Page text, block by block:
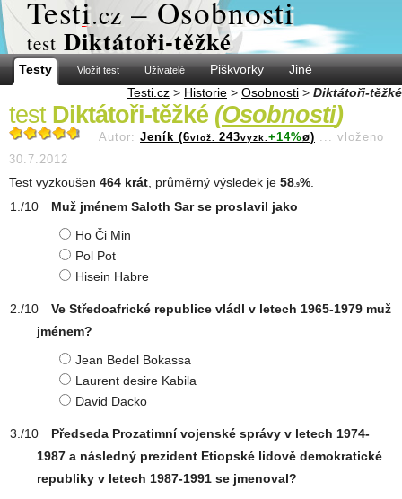
Testi.cz – Osobnosti
test Diktátoři-těžké
Testy Vložit test Uživatelé Piškvorky
Jiné
Testi.cz > Historie > Osobnosti > Diktátoři-těžké
test Diktátoři-těžké (Osobnosti)
Autor: Jeník (6vlož. 243vyzk. +14%ø) ... vloženo
30.7.2012
Test vyzkoušen 464 krát , průměrný výsledek je 58 .9%
Muž jménem Saloth Sar se proslavil jako
Ho Či Min
Pol Pot
Hisein Habre
Ve Středoafrické republice vládl v letech 1965-1979 muž
jménem?
Jean Bedel Bokassa
Laurent desire Kabila
David Dacko
Předseda Prozatimní vojenské správy v letech 1974-
1987 a následný prezident Etiopské lidově demokratické
republiky v letech 1987-1991 se jmenoval?